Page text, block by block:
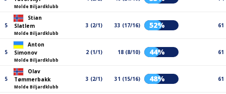
Molde Biljardklubb
5
Stian
Slatlem
Molde Biljardklubb
3 (2/1) 33 (17/16) 52% 61
5
Anton
Simonov
Molde Biljardklubb
2 (1/1) 18 (8/10) 44% 61
5
Olav
Tømmerbakk
Molde Biljardklubb
3 (2/1) 31 (15/16) 48% 61